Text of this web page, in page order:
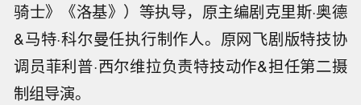
骑士》《洛基》）等执导，原主编剧克里斯·奥德
&马特·科尔曼任执行制作人。原网飞剧版特技协
调员菲利普·西尔维拉负责特技动作&担任第二摄
制组导演。